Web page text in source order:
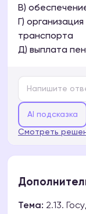
B)
Г)
транспорта
Д) выплата
AI подсказка
Смотреть
Тема: 2.13.